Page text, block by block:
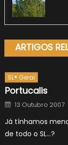
ARTIGOS
SL® Geral
Portucalis
Posted
on
13 Outubro 2007
Já tínhamos
de todo o SL…?